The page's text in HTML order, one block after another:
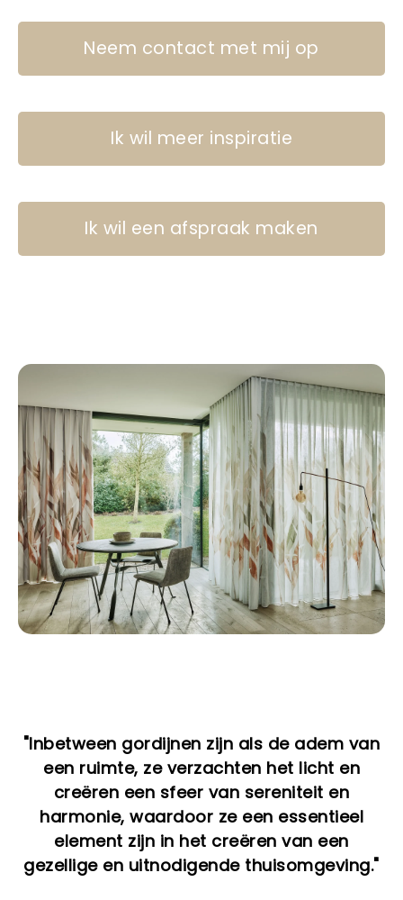
Neem contact met mij op
Ik wil meer inspiratie
Ik wil een afspraak maken
"Inbetween gordijnen zijn als de adem van
een ruimte, ze verzachten het licht en
creëren een sfeer van sereniteit en
harmonie, waardoor ze een essentieel
element zijn in het creëren van een
gezellige en uitnodigende thuisomgeving."